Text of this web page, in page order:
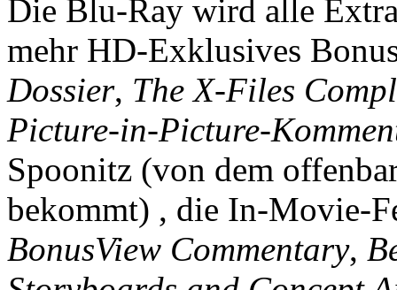
Die Blu-Ray wird alle
mehr HD-Exklusives
Dossier, The X-Files
Picture-in-Picture-
Spoonitz (von dem
bekommt) , die In-Movie-
BonusView Commentary,